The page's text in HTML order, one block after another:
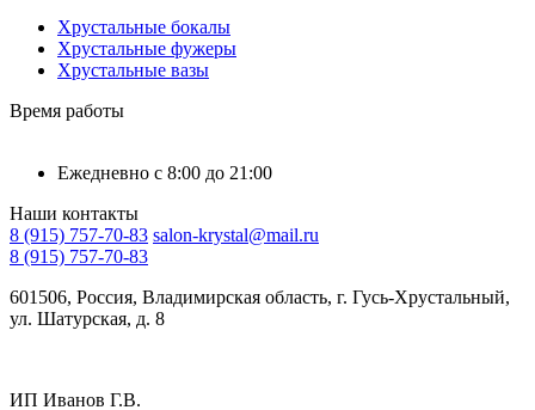
Хрустальные бокалы
Хрустальные фужеры
Хрустальные вазы
Время работы
Ежедневно с 8:00 до 21:00
Наши контакты
8 (915) 757-70-83 salon-krystal@mail.ru
8 (915) 757-70-83
601506, Россия, Владимирская область, г. Гусь-Хрустальный,
ул. Шатурская, д. 8
ИП Иванов Г.В.